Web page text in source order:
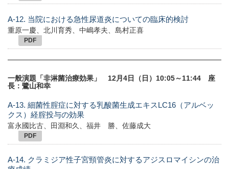
A-12. 当院における急性尿道炎についての臨床的検討
重原一慶、北川育秀、中嶋孝夫、島村正喜
PDF
一般演題「非淋菌治療効果」 12月4日（日）10:05～11:44 座
長：鷺山和幸
A-13. 細菌性腟症に対する乳酸菌生成エキスLC16（アルベッ
クス）経腟投与の効果
富永國比古、田淵和久、福井 勝、佐藤成大
PDF
A-14. クラミジア性子宮頸管炎に対するアジスロマイシンの治